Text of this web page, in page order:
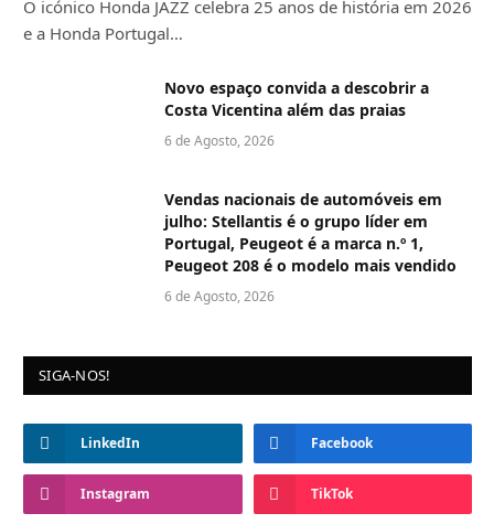
O icónico Honda JAZZ celebra 25 anos de história em 2026
e a Honda Portugal…
Novo espaço convida a descobrir a
Costa Vicentina além das praias
6 de Agosto, 2026
Vendas nacionais de automóveis em
julho: Stellantis é o grupo líder em
Portugal, Peugeot é a marca n.º 1,
Peugeot 208 é o modelo mais vendido
6 de Agosto, 2026
SIGA-NOS!
LinkedIn Facebook
Instagram TikTok